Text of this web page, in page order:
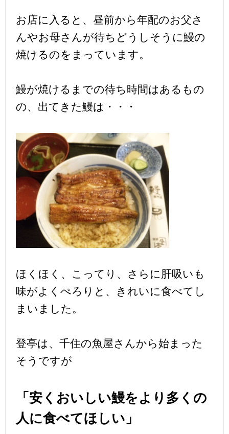
お店に入ると、昼前から年配のお父さ
んやお母さんが待ちどうしそうに鰻の
焼けるのをまっています。
鰻が焼けるまでの待ち時間はあるもの
の、出てきた鰻は・・・
ほくほく、こってり、さらに肝吸いも
味がよくぺろりと、きれいに食べてし
まいました。
登亭は、千住の魚屋さんから始まった
そうですが
「安くおいしい鰻をより多くの
人に食べてほしい」